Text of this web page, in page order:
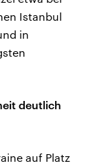
Istanbul
in
deutlich
auf Platz